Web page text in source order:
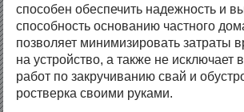
способен обеспечить надежность и
способность основанию частного
позволяет минимизировать затраты
на устройство, а также не исключает
работ по закручиванию свай и
ростверка своими руками.